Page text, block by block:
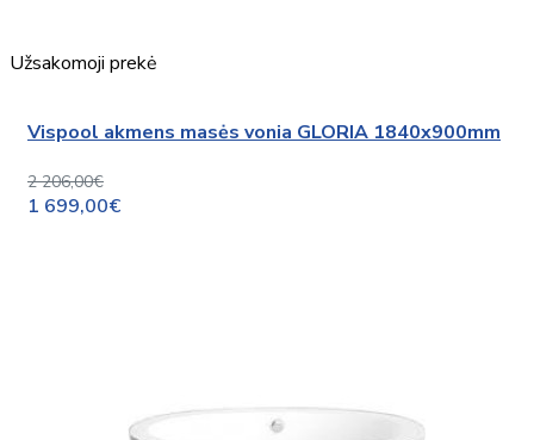
Užsakomoji prekė
Vispool akmens masės vonia GLORIA 1840x900mm
2 206,00€
1 699,00€